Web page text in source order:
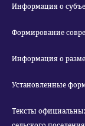
Информация о
Информация о
Установленные
Тексты